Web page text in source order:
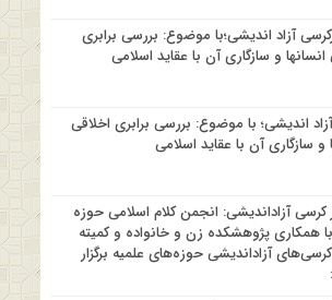
آزاد اندیشی؛با موضوع: بررسی برابری
انسانها و سازگاری آن با عقاید اسلامی
اندیشی؛ با موضوع: بررسی برابری اخلاقی
و سازگاری آن با عقاید اسلامی
کرسی آزاداندیشی: انجمن کلام اسلامی حوزه
همکاری پژوهشکده زن و خانواده و کمیته
آزاداندیشی حوزه‌های علمیه برگزار